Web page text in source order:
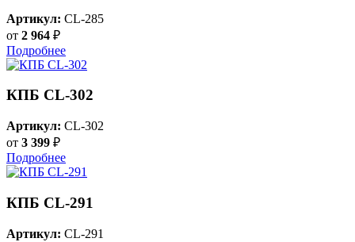
Артикул: CL-285
от 2 964 ₽
Подробнее
КПБ CL-302
Артикул: CL-302
от 3 399 ₽
Подробнее
КПБ CL-291
Артикул: CL-291